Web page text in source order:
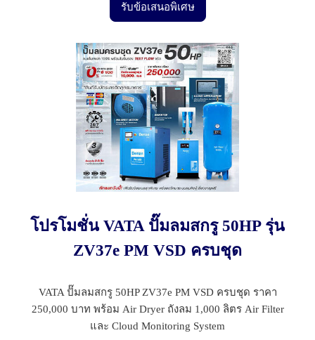
รับข้อเสนอพิเศษ
โปรโมชั่น VATA ปั๊มลมสกรู 50HP รุ่น
ZV37e PM VSD ครบชุด
VATA ปั๊มลมสกรู 50HP ZV37e PM VSD ครบชุด ราคา
250,000 บาท พร้อม Air Dryer ถังลม 1,000 ลิตร Air Filter
และ Cloud Monitoring System